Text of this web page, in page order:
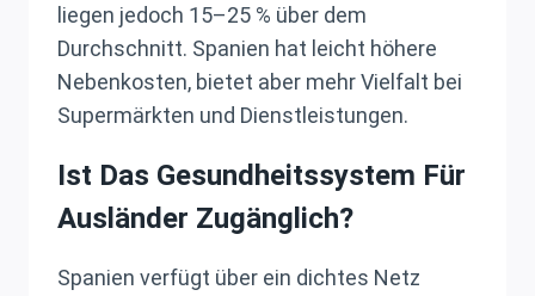
liegen jedoch 15–25 % über dem
Durchschnitt. Spanien hat leicht höhere
Nebenkosten, bietet aber mehr Vielfalt bei
Supermärkten und Dienstleistungen.
Ist Das Gesundheitssystem Für
Ausländer Zugänglich?
Spanien verfügt über ein dichtes Netz